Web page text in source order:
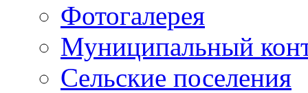
Фотогалерея
Муниципальный
Сельские поселения